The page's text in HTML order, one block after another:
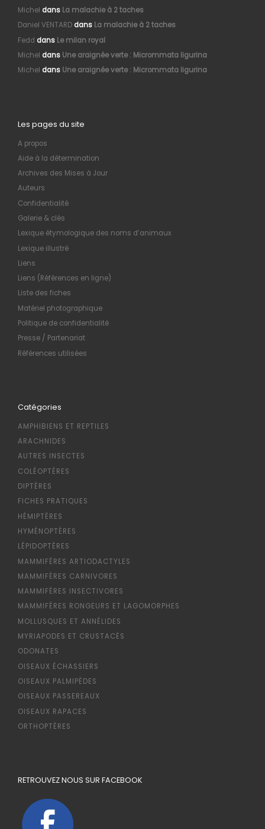
Michel dans La malachie à 2 taches
Daniel VENTARDdans La malachie à 2 taches
Fedd dans Le milan royal
Michel dans Une araignée verte : Micrommata ligurina
Michel dans Une araignée verte : Micrommata ligurina
Les pages du site
A propos
Aide à la détermination
Archives des Mises à Jour
Auteurs
Confidentialité
Galerie & clés
Lexique étymologique des noms d’animaux
Lexique illustré
Liens
Liens (Références en ligne)
Liste des fiches
Matériel photographique
Politique de confidentialité
Presse / Partenariat
Références utilisées
Catégories
AMPHIBIENS ET REPTILES
ARACHNIDES
AUTRES INSECTES
COLÉOPTÈRES
DIPTÈRES
FICHES PRATIQUES
HÉMIPTÈRES
HYMÉNOPTÈRES
LÉPIDOPTÈRES
MAMMIFÈRES ARTIODACTYLES
MAMMIFÈRES CARNIVORES
MAMMIFÈRES INSECTIVORES
MAMMIFÈRES RONGEURS ET LAGOMORPHES
MOLLUSQUES ET ANNÉLIDES
MYRIAPODES ET CRUSTACÉS
ODONATES
OISEAUX ÉCHASSIERS
OISEAUX PALMIPÈDES
OISEAUX PASSEREAUX
OISEAUX RAPACES
ORTHOPTÈRES
RETROUVEZ NOUS SUR FACEBOOK